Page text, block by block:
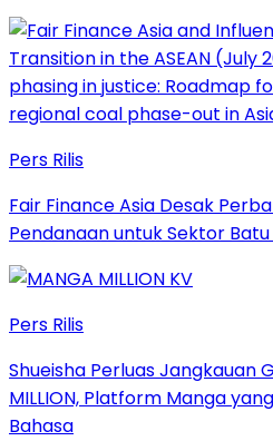
Pers Rilis
Fair Finance Asia Desak
Pendanaan untuk Sektor Batu
Pers Rilis
Shueisha Perluas Jangkauan
MILLION, Platform Manga
Bahasa